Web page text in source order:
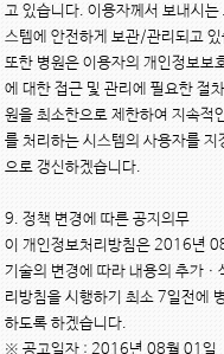
고 있습니다. 이용자께서 보내시
스템에 안전하게 보관/관리되고
또한 병원은 이용자의 개인정보보
에 대한 접근 및 관리에 필요한 절
원을 최소한으로 제한하여 지속적
를 처리하는 시스템의 사용자를
으로 갱신하겠습니다.
9. 정책 변경에 따른 공지의무
이 개인정보처리방침은 2016년
기술의 변경에 따라 내용의 추가
리방침을 시행하기 최소 7일전에
하도록 하겠습니다.
※ 공고일자 : 2016년 08월 01일